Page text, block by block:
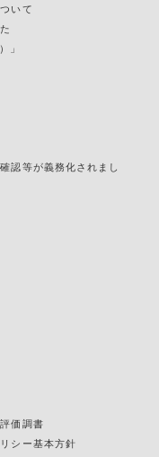
いて
」
認等が義務化されまし
価調書
シー基本方針